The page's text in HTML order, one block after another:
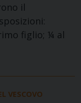
il
figlio; ¼ al
VESCOVO